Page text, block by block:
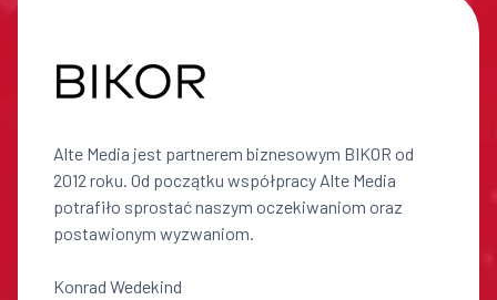
Alte Media jest partnerem biznesowym BIKOR od
2012 roku. Od początku współpracy Alte Media
potrafiło sprostać naszym oczekiwaniom oraz
postawionym wyzwaniom.
Konrad Wedekind